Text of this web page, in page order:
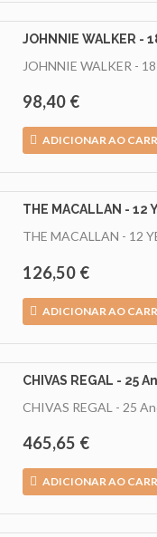
JOHNNIE WALKER -
JOHNNIE WALKER -
98,40 €
ADICIONAR AO
THE MACALLAN -
THE MACALLAN - 12
126,50 €
ADICIONAR AO
CHIVAS REGAL - 25
CHIVAS REGAL - 25
465,65 €
ADICIONAR AO